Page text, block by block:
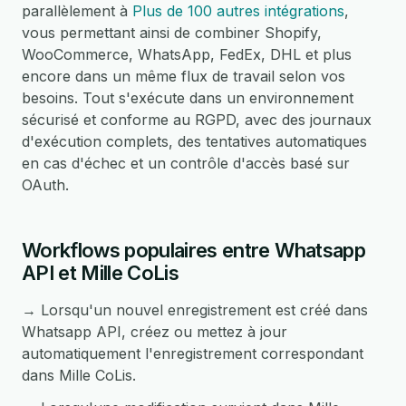
parallèlement à Plus de 100 autres intégrations,
vous permettant ainsi de combiner Shopify,
WooCommerce, WhatsApp, FedEx, DHL et plus
encore dans un même flux de travail selon vos
besoins. Tout s'exécute dans un environnement
sécurisé et conforme au RGPD, avec des journaux
d'exécution complets, des tentatives automatiques
en cas d'échec et un contrôle d'accès basé sur
OAuth.
Workflows populaires entre Whatsapp
API et Mille CoLis
→ Lorsqu'un nouvel enregistrement est créé dans
Whatsapp API, créez ou mettez à jour
automatiquement l'enregistrement correspondant
dans Mille CoLis.